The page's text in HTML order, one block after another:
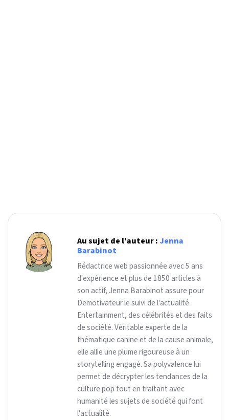
Au sujet de l'auteur : Jenna
Barabinot
Rédactrice web passionnée avec 5 ans
d'expérience et plus de 1850 articles à
son actif, Jenna Barabinot assure pour
Demotivateur le suivi de l'actualité
Entertainment, des célébrités et des faits
de société. Véritable experte de la
thématique canine et de la cause animale,
elle allie une plume rigoureuse à un
storytelling engagé. Sa polyvalence lui
permet de décrypter les tendances de la
culture pop tout en traitant avec
humanité les sujets de société qui font
l'actualité.